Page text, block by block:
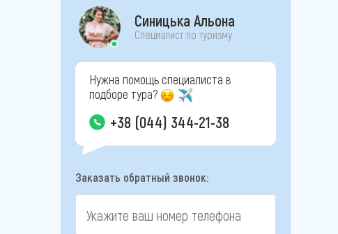
Синицька Альона
Специалист по туризму
Нужна помощь специалиста в
подборе тура?
+38 (044) 344-21-38
Заказать обратный звонок: